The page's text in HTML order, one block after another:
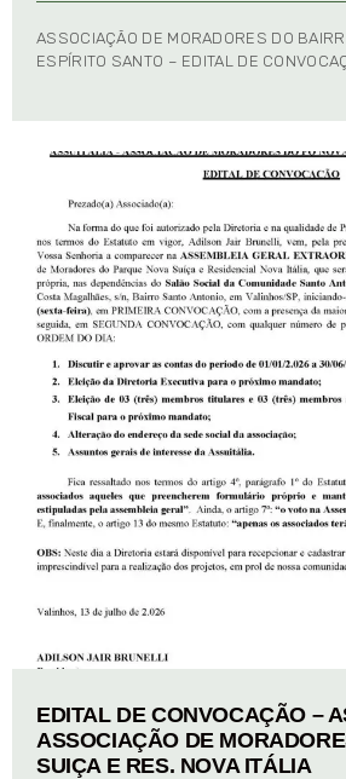
ASSOCIAÇÃO DE MORADORES DO
ESPÍRITO SANTO – EDITAL DE
EDITAL DE CONVOCAÇÃO –
ASSOCIAÇÃO DE
SUIÇA E RES. NOVA ITÁLIA